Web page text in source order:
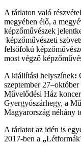
A tárlaton való
megyében élő, a
képzőművészek
képzőművészeti
felsőfokú
most végző
A kiállítási helyszínek:
szeptember
Művelődési Ház
Gyergyószárhegy, a
Magyarország néhány
A tárlatot az idén is
2017-ben a „Létformák